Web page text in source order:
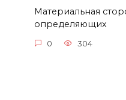
Материальная
определяющих
0 304